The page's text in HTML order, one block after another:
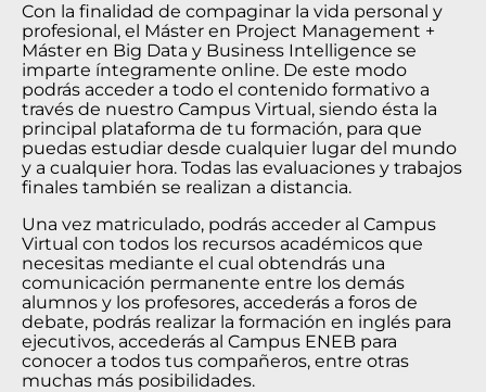
Con la finalidad de compaginar la vida personal y
profesional, el Máster en Project Management +
Máster en Big Data y Business Intelligence se
imparte íntegramente online. De este modo
podrás acceder a todo el contenido formativo a
través de nuestro Campus Virtual, siendo ésta la
principal plataforma de tu formación, para que
puedas estudiar desde cualquier lugar del mundo
y a cualquier hora. Todas las evaluaciones y trabajos
finales también se realizan a distancia.
Una vez matriculado, podrás acceder al Campus
Virtual con todos los recursos académicos que
necesitas mediante el cual obtendrás una
comunicación permanente entre los demás
alumnos y los profesores, accederás a foros de
debate, podrás realizar la formación en inglés para
ejecutivos, accederás al Campus ENEB para
conocer a todos tus compañeros, entre otras
muchas más posibilidades.